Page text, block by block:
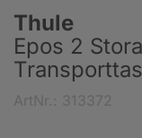
Thule
Epos 2